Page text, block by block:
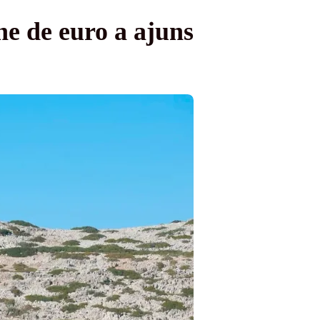
de euro a ajuns